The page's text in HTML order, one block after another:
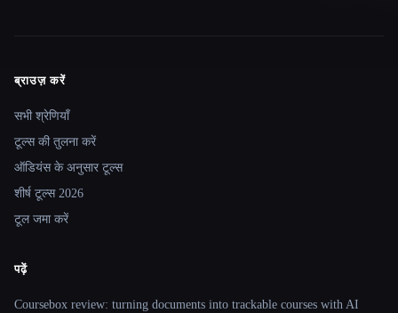
Site navigation
ब्राउज़ करें
सभी श्रेणियाँ
टूल्स की तुलना करें
ऑडियंस के अनुसार टूल्स
शीर्ष टूल्स 2026
टूल जमा करें
पढ़ें
Coursebox review: turning documents into trackable courses with AI